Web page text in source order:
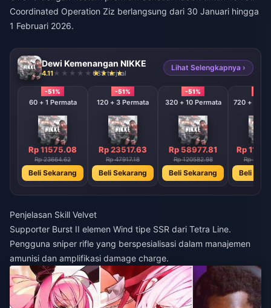
Coordinated Operation Ziz berlangsung dari 30 Januari hingga
1 Februari 2026.
Dewi Kemenangan NIKKE
4.11 683 terjual
Lihat Selengkapnya ›
-51%
60 + 1 Permata
Rp 11575.08
Rp 23664.62
Beli Sekarang
-51%
120 + 3 Permata
Rp 23517.63
Rp 47917.18
Beli Sekarang
-51%
320 + 10 Permata
Rp 58977.81
Rp 120582.98
Beli Sekarang
720 + 120
Rp
Rp
Beli
Penjelasan Skill Velvet
Supporter Burst II elemen Wind tipe SSR dari Tetra Line.
Pengguna sniper rifle yang berspesialisasi dalam manajemen
amunisi dan amplifikasi damage charge.